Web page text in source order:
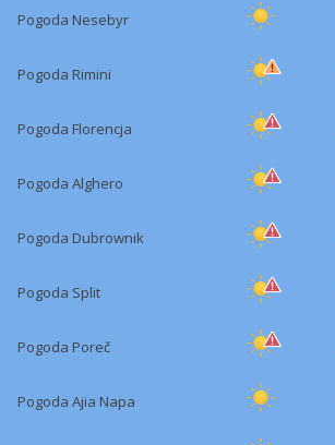
Pogoda Nesebyr
Pogoda Rimini
Pogoda Florencja
Pogoda Alghero
Pogoda Dubrownik
Pogoda Split
Pogoda Poreč
Pogoda Ajia Napa